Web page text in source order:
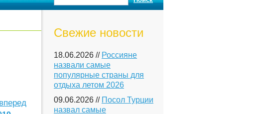
вперед
Свежие новости
18.06.2026 // Россияне
назвали самые
популярные страны для
отдыха летом 2026
09.06.2026 // Посол Турции
назвал самые